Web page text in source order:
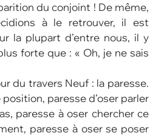
du conjoint ! De même,
à le retrouver, il est
la plupart d’entre nous, il y
forte que : « Oh, je ne sais
du travers Neuf : la paresse.
paresse d’oser parler
paresse à oser chercher ce
paresse à oser se poser